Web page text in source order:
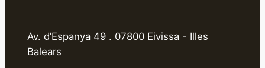
Av. d’Espanya 49 . 07800 Eivissa - Illes
Balears